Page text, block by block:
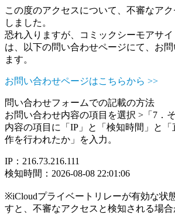
この度のアクセスについて、不審なア
しました。
恐れ入りますが、コミックシーモアサ
は、以下の問い合わせページにて、お
ます。
お問い合わせページはこちらから >>
問い合わせフォームでの記載の方法
お問い合わせ内容の項目を選択 >「7．
内容の項目に「IP」と「検知時間」と
作を行われたか」を入力。
IP：216.73.216.111
検知時間：2026-08-08 22:01:06
※iCloudプライベートリレーが有効な状
すと、不審なアクセスと検知される場合